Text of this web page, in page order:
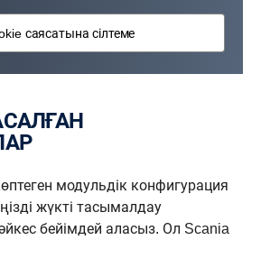
саясатына сілтеме
модульдік конфигурация
жүкті тасымалдау
бейімдей аласыз. Ол Scania